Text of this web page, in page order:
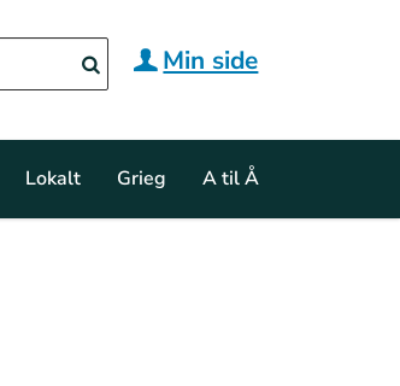
Min side
Lokalt Grieg A til Å